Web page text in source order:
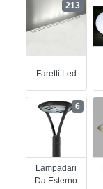
Faretti Led
213
Lampadari
Da Esterno
6